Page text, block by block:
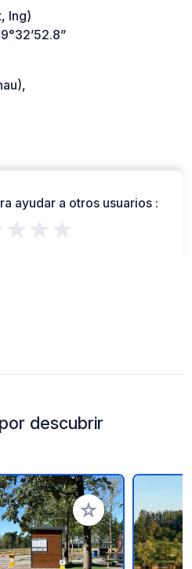
lng)
ayudar a otros usuarios :
descubrir
Añadir a tus